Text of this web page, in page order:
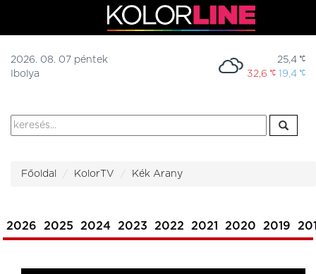
2026. 08. 07 péntek
Ibolya
25,4
32,6
19,4
Főoldal KolorTV Kék Arany
2026 2025 2024 2023 2022 2021 2020 2019